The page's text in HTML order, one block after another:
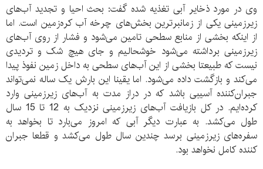
وی در مورد ذخایر آبی تغذیه شده گفت: بحث احیا و تجدید آب‌های
زیرزمینی یکی از زمانبرترین بخش‌های چرخه آب کره‌زمین است. اما
از اینکه بخشی از منابع سطحی تامین می‌شود و فشار از روی آب‌های
زیرزمینی برداشته می‌شود خوشحالیم و جای هیچ شک و تردیدی
نیست که طبیعتا بخشی از این آب‌های سطحی به داخل زمین نفوذ پیدا
می‌کند و بازگشت داده می‌شود. اما یقینا این بارش یک ساله نمی‌تواند
جبران‌کننده آسیبی باشد که در دراز مدت به آب‌های زیرزمینی وارد
کرده‌ایم. در کل بازیافت آب‌های زیرزمینی نزدیک به 12 تا 15 سال
طول می‌کشد. به عبارت دیگر آبی که امروز می‌بارد تا بخواهد به
سفره‌های زیرزمینی برسد چندین سال طول می‌کشد و قطعا جبران
کننده کامل نخواهد بود.